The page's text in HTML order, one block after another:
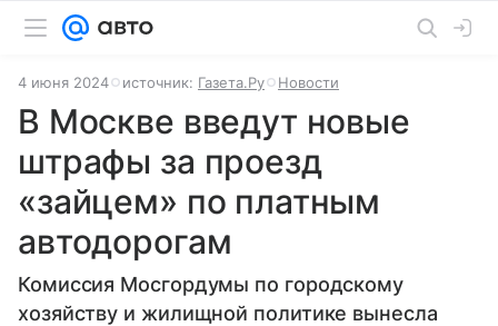
4 июня 2024 источник: Газета.Ру Новости
В Москве введут новые
штрафы за проезд
«зайцем» по платным
автодорогам
Комиссия Мосгордумы по городскому
хозяйству и жилищной политике вынесла